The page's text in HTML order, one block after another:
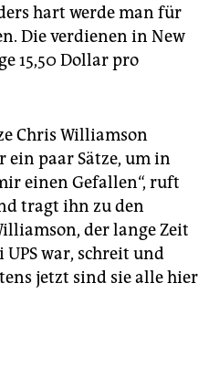
hart werde man für
Die verdienen in New
15,50 Dollar pro
Chris Williamson
paar Sätze, um in
einen Gefallen“, ruft
tragt ihn zu den
der lange Zeit
war, schreit und
jetzt sind sie alle hier